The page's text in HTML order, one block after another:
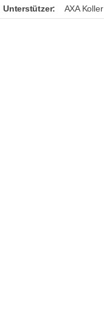
Unterstützer: AXA Koller